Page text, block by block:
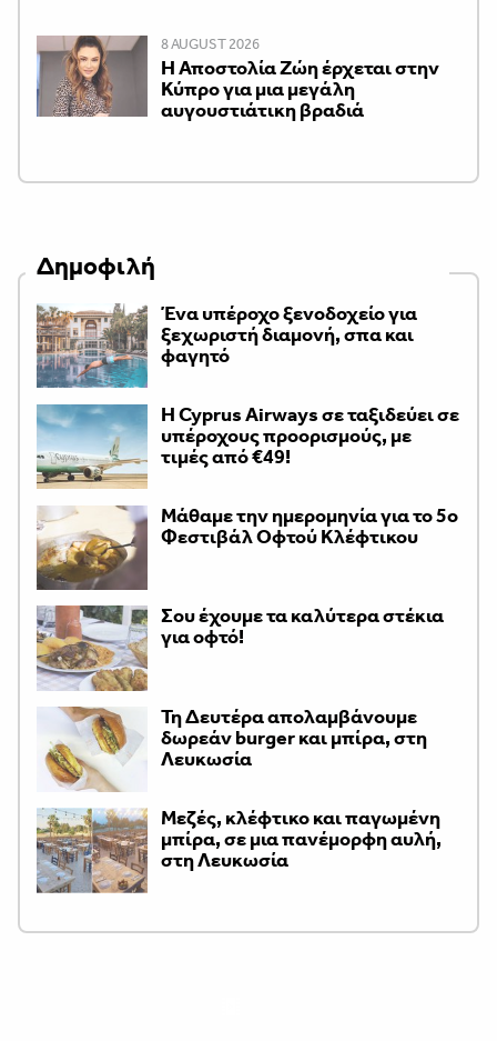
8 AUGUST 2026
Η Αποστολία Ζώη έρχεται στην
Κύπρο για μια μεγάλη
αυγουστιάτικη βραδιά
Δημοφιλή
Ένα υπέροχο ξενοδοχείο για
ξεχωριστή διαμονή, σπα και
φαγητό
H Cyprus Airways σε ταξιδεύει σε
υπέροχους προορισμούς, με
τιμές από €49!
Μάθαμε την ημερομηνία για το 5ο
Φεστιβάλ Οφτού Κλέφτικου
Σου έχουμε τα καλύτερα στέκια
για οφτό!
Τη Δευτέρα απολαμβάνουμε
δωρεάν burger και μπίρα, στη
Λευκωσία
Μεζές, κλέφτικο και παγωμένη
μπίρα, σε μια πανέμορφη αυλή,
στη Λευκωσία